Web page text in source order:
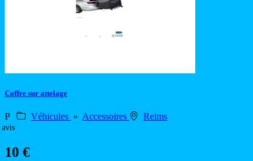
Coffre sur attelage
P Véhicules » Accessoires Reims
avis
10 €